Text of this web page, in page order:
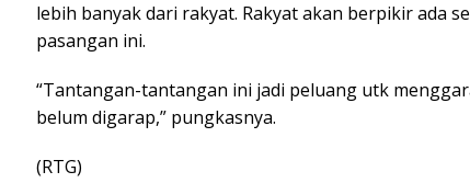
lebih banyak dari rakyat. Rakyat akan berpikir ada
pasangan ini.
“Tantangan-tantangan ini jadi peluang utk
belum digarap,” pungkasnya.
(RTG)